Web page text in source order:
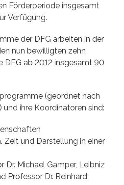
Förderperiode insgesamt
Verfügung.
der DFG arbeiten in der
nun bewilligten zehn
DFG ab 2012 insgesamt 90
(geordnet nach
ihre Koordinatoren sind:
Zeit und Darstellung in einer
Dr. Michael Gamper, Leibniz
Professor Dr. Reinhard